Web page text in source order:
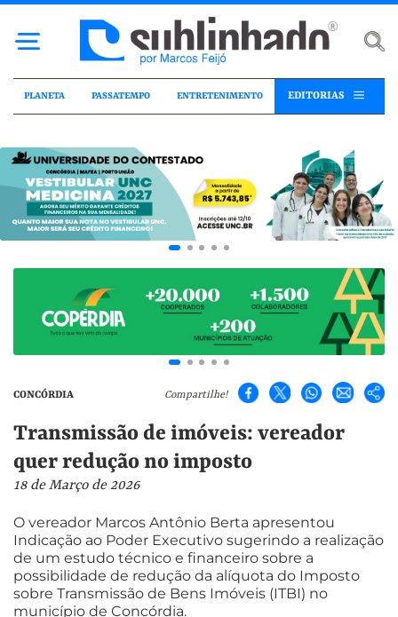
PLANETA PASSATEMPO ENTRETENIMENTO EDITORIAS
CONCÓRDIA Compartilhe!
Transmissão de imóveis: vereador
quer redução no imposto
18 de Março de 2026
O vereador Marcos Antônio Berta apresentou
Indicação ao Poder Executivo sugerindo a realização
de um estudo técnico e financeiro sobre a
possibilidade de redução da alíquota do Imposto
sobre Transmissão de Bens Imóveis (ITBI) no
município de Concórdia.